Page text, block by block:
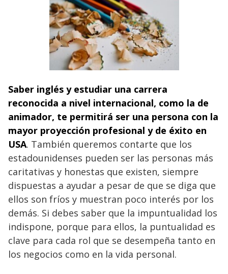
Saber inglés y estudiar una carrera
reconocida a nivel internacional, como la de
animador, te permitirá ser una persona con la
mayor proyección profesional y de éxito en
USA. También queremos contarte que los
estadounidenses pueden ser las personas más
caritativas y honestas que existen, siempre
dispuestas a ayudar a pesar de que se diga que
ellos son fríos y muestran poco interés por los
demás. Si debes saber que la impuntualidad los
indispone, porque para ellos, la puntualidad es
clave para cada rol que se desempeña tanto en
los negocios como en la vida personal.